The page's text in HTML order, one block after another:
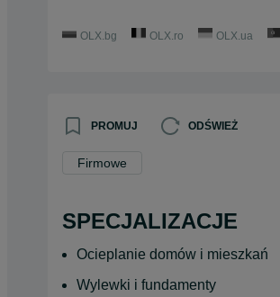
OLX.bg OLX.ro OLX.ua
PROMUJ ODŚWIEŻ
Firmowe
SPECJALIZACJE
Ocieplanie domów i mieszkań
Wylewki i fundamenty